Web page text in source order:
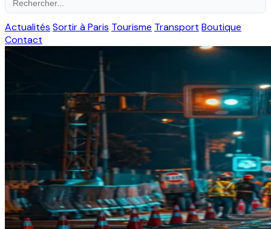
Actualités Sortir à Paris Tourisme Transport Boutique
Contact